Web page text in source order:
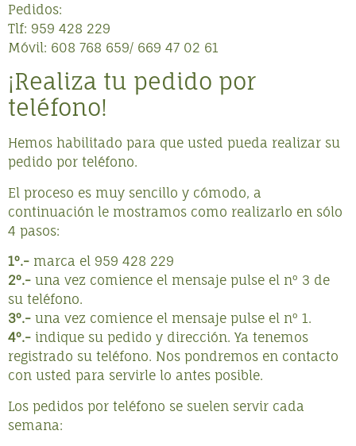
Pedidos:
Tlf: 959 428 229
Móvil: 608 768 659/ 669 47 02 61
¡Realiza tu pedido por
teléfono!
Hemos habilitado para que usted pueda realizar su
pedido por teléfono.
El proceso es muy sencillo y cómodo, a
continuación le mostramos como realizarlo en sólo
4 pasos:
1º.- marca el 959 428 229
2º.- una vez comience el mensaje pulse el nº 3 de
su teléfono.
3º.- una vez comience el mensaje pulse el nº 1.
4º.- indique su pedido y dirección. Ya tenemos
registrado su teléfono. Nos pondremos en contacto
con usted para servirle lo antes posible.
Los pedidos por teléfono se suelen servir cada
semana: